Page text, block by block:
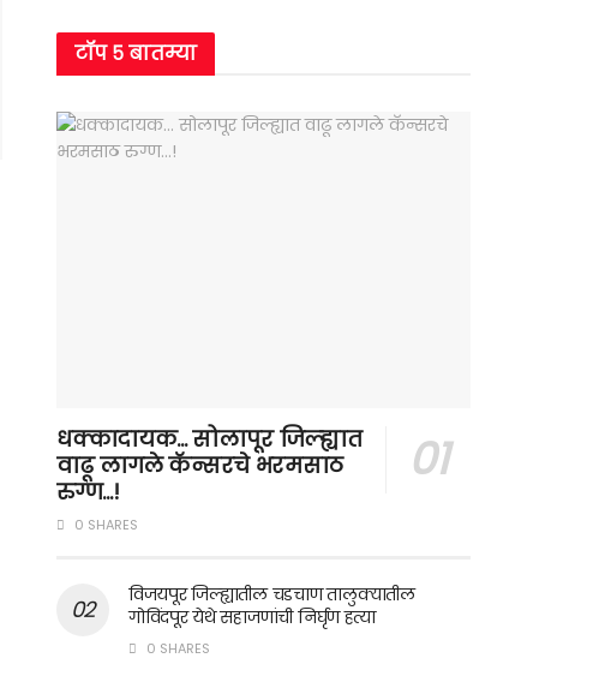
टॉप ५ बातम्या
धक्कादायक… सोलापूर जिल्ह्यात
वाढू लागले कॅन्सरचे भरमसाठ
रुग्ण…!
0 SHARES
विजयपूर जिल्ह्यातील चडचाण तालुक्यातील
गोविंदपूर येथे सहाजणांची निर्घृण हत्या
0 SHARES